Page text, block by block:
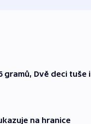
gramů, Dvě deci tuše i
na hranice